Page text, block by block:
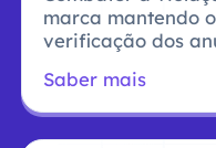
marca mantendo
verificação dos
Saber mais